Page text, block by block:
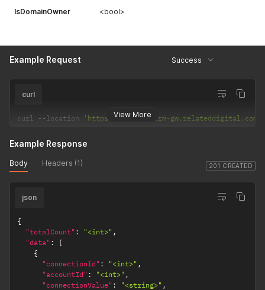
IsDomainOwner <bool>
Example Request Success
View More
curl
curl --location 'https://express-crm-gw.relateddigital.com/
201 CREATED
Example Response
Body Headers (1)
json
{
"totalCount" : "<int>" ,
"data" :
[
{
"connectionId" : "<int>" ,
"accountId" : "<int>" ,
"connectionValue" : "<string>" ,